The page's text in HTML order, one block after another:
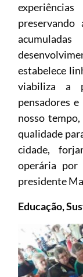
estabelece
viabiliza a
pensadores
nosso
qualidade
cidade,
operária por
presidente
Educação,